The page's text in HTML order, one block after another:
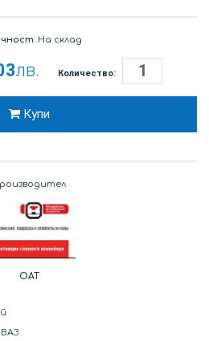
На склад
лв. Количество:
Купи
OAT